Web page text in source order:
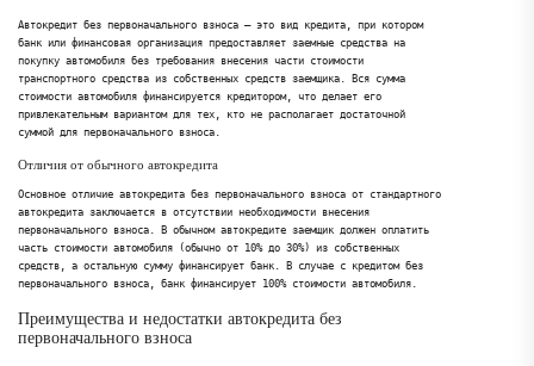
Автокредит без первоначального взноса – это вид кредита, при котором
банк или финансовая организация предоставляет заемные средства на
покупку автомобиля без требования внесения части стоимости
транспортного средства из собственных средств заемщика. Вся сумма
стоимости автомобиля финансируется кредитором, что делает его
привлекательным вариантом для тех, кто не располагает достаточной
суммой для первоначального взноса.
Отличия от обычного автокредита
Основное отличие автокредита без первоначального взноса от стандартного
автокредита заключается в отсутствии необходимости внесения
первоначального взноса. В обычном автокредите заемщик должен оплатить
часть стоимости автомобиля (обычно от 10% до 30%) из собственных
средств, а остальную сумму финансирует банк. В случае с кредитом без
первоначального взноса, банк финансирует 100% стоимости автомобиля.
Преимущества и недостатки автокредита без
первоначального взноса